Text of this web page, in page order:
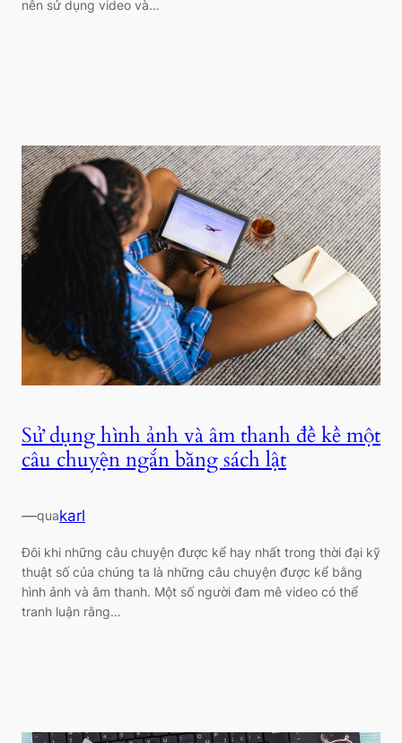
nên sử dụng video và…
Sử dụng hình ảnh và âm thanh để kể một
câu chuyện ngắn bằng sách lật
—quakarl
Đôi khi những câu chuyện được kể hay nhất trong thời đại kỹ
thuật số của chúng ta là những câu chuyện được kể bằng
hình ảnh và âm thanh. Một số người đam mê video có thể
tranh luận rằng…